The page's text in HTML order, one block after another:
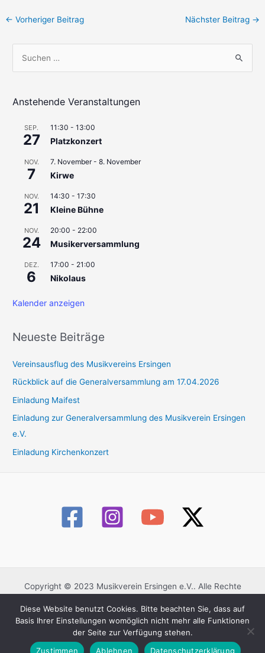
Beitragsnavigation
← Vorheriger Beitrag Nächster Beitrag →
h
Anstehende Veranstaltungen
SEP.
27
11:30 -13:00
Platzkonzert
NOV.
7
7. November-8. November
Kirwe
NOV.
21
14:30 -17:30
Kleine Bühne
NOV.
24
20:00 - 22:00
Musikerversammlung
DEZ.
6
17:00 - 21:00
Nikolaus
Kalender anzeigen
Neueste Beiträge
Vereinsausflug des Musikvereins Ersingen
Rückblick auf die Generalversammlung am 17.04.2026
Einladung Maifest
Einladung zur Generalversammlung des Musikverein Ersingen
e.V.
Einladung Kirchenkonzert
Copyright © 2023 Musikverein Ersingen e.V.. Alle Rechte
Datenschutzerklärung
Impressum
Kontaktformular
Diese Website benutzt Cookies. Bitte beachten Sie, dass auf
Basis Ihrer Einstellungen womöglich nicht mehr alle Funktionen
der Seite zur Verfügung stehen.
Zustimmen
Ablehnen Datenschutzerklärung